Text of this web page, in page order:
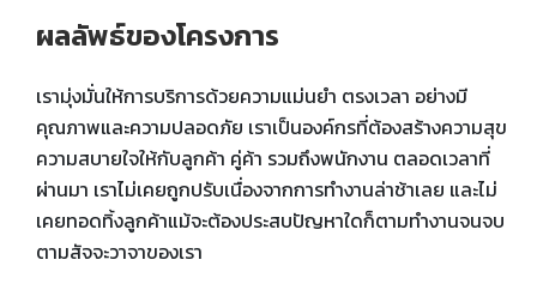
ผลลัพธ์ของโครงการ
เรามุ่งมั่นให้การบริการด้วยความแม่นยำ ตรงเวลา อย่างมี
คุณภาพและความปลอดภัย เราเป็นองค์กรที่ต้องสร้างความสุข
ความสบายใจให้กับลูกค้า คู่ค้า รวมถึงพนักงาน ตลอดเวลาที่
ผ่านมา เราไม่เคยถูกปรับเนื่องจากการทำงานล่าช้าเลย และไม่
เคยทอดทิ้งลูกค้าแม้จะต้องประสบปัญหาใดก็ตามทำงานจนจบ
ตามสัจจะวาจาของเรา